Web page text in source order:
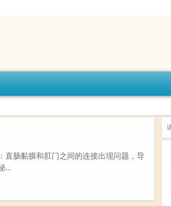
直肠黏膜和肛门之间的连接出现问题，导
...